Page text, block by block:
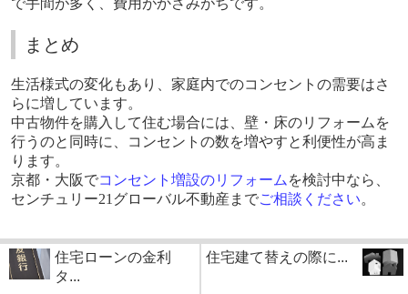
で手間が多く、費用がかさみがちです。
まとめ
生活様式の変化もあり、家庭内でのコンセントの需要はさ
らに増しています。
中古物件を購入して住む場合には、壁・床のリフォームを
行うのと同時に、コンセントの数を増やすと利便性が高ま
ります。
京都・大阪でコンセント増設のリフォーム を検討中なら、
センチュリー21 グローバル不動産までご相談ください。
住宅ローンの金利
タ...
住宅建て替えの際に...